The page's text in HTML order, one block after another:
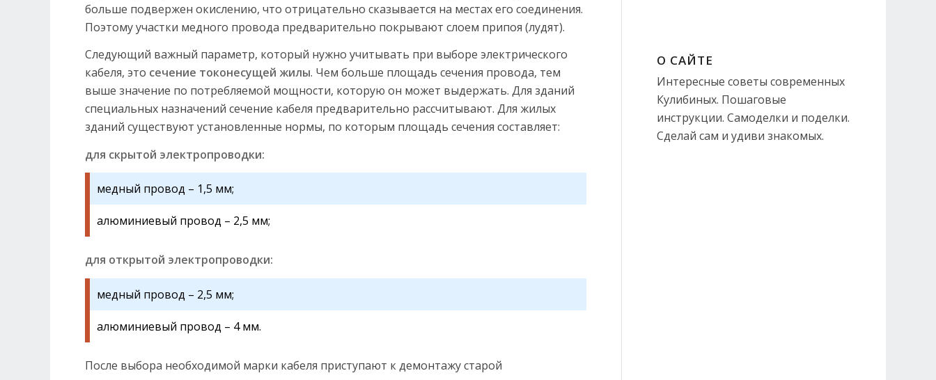
больше подвержен окислению, что отрицательно сказывается на местах его соединения.
Поэтому участки медного провода предварительно покрывают слоем припоя (лудят).
Следующий важный параметр, который нужно учитывать при выборе электрического
кабеля, это сечение токонесущей жилы. Чем больше площадь сечения провода, тем
выше значение по потребляемой мощности, которую он может выдержать. Для зданий
специальных назначений сечение кабеля предварительно рассчитывают. Для жилых
зданий существуют установленные нормы, по которым площадь сечения составляет:
для скрытой электропроводки:
медный провод – 1,5 мм;
алюминиевый провод – 2,5 мм;
для открытой электропроводки:
медный провод – 2,5 мм;
алюминиевый провод – 4 мм.
После выбора необходимой марки кабеля приступают к демонтажу старой
О САЙТЕ
Интересные советы современных
Кулибиных. Пошаговые
инструкции. Самоделки и поделки.
Сделай сам и удиви знакомых.